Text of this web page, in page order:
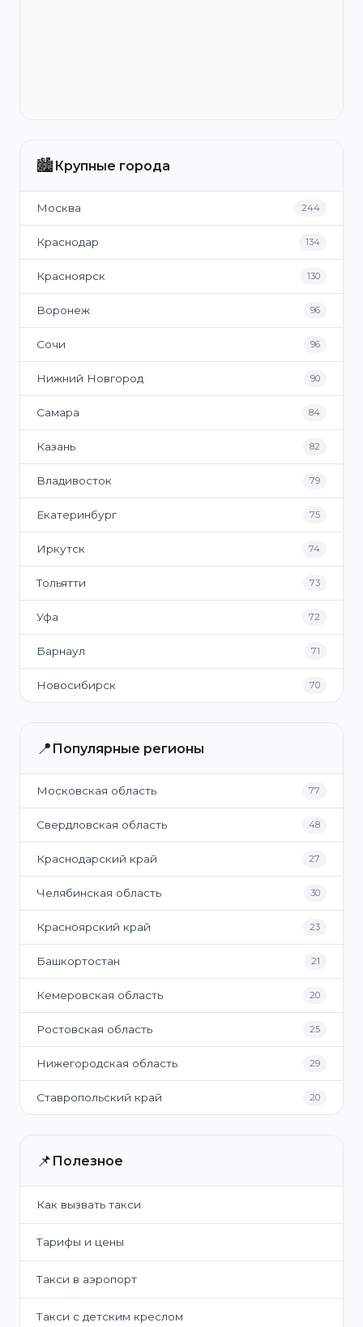
🏙️Крупные города
Москва 244
Краснодар 134
Красноярск 130
Воронеж 96
Сочи 96
Нижний Новгород 90
Самара 84
Казань 82
Владивосток 79
Екатеринбург 75
Иркутск 74
Тольятти 73
Уфа 72
Барнаул 71
Новосибирск 70
📍 Популярные регионы
Московская область 77
Свердловская область 48
Краснодарский край 27
Челябинская область 30
Красноярский край 23
Башкортостан 21
Кемеровская область 20
Ростовская область 25
Нижегородская область 29
Ставропольский край 20
📌 Полезное
Как вызвать такси
Тарифы и цены
Такси в аэропорт
Такси с детским креслом